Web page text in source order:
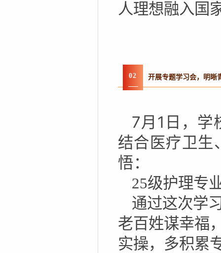
人理想融入国
02 开展专题学习会，明晰
7月1日，学
结合医疗卫生
悟：
25级护理专
通过这次学
老百姓谋幸福
实操，多积累